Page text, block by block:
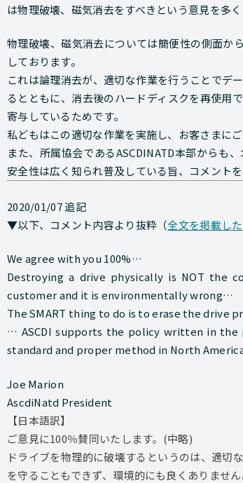
は物理破壊、磁気消去をすべきという意見を多く
物理破壊、磁気消去については簡便性の側面か
しております。
これは論理消去が、適切な作業を行うことでデ
るとともに、消去後のハードディスクを再使用
寄与しているためです。
私どもはこの適切な作業を実施し、お客さまに
また、所属協会であるASCDINATD本部からも
安全性は広く知られ普及している旨、コメントを
2020/01/07 追記
▼以下、コメント内容より抜粋（全文を掲載し
We agree with you 100%…
Destroying a drive physically is NOT
customer and it is environmentally wrong…
The SMART thing to do is to erase the
… ASCDI supports the policy written in the
standard and proper method in North
Joe Marion
AscdiNatd President
【日本語訳】
ご意見に100％賛同いたします。(中略)
ドライブを物理的に破壊するというのは、適切
を守ることもできず、環境的にも良くありません